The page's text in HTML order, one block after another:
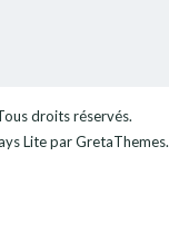
droits réservés.
Litepar GretaThemes.